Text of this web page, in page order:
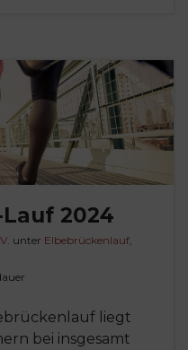
2024
unter Elbebrückenlauf,
liegt
bei insgesamt